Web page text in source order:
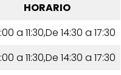
HORARIO
a 11:30,De 14:30 a 17:30
a 11:30,De 14:30 a 17:30